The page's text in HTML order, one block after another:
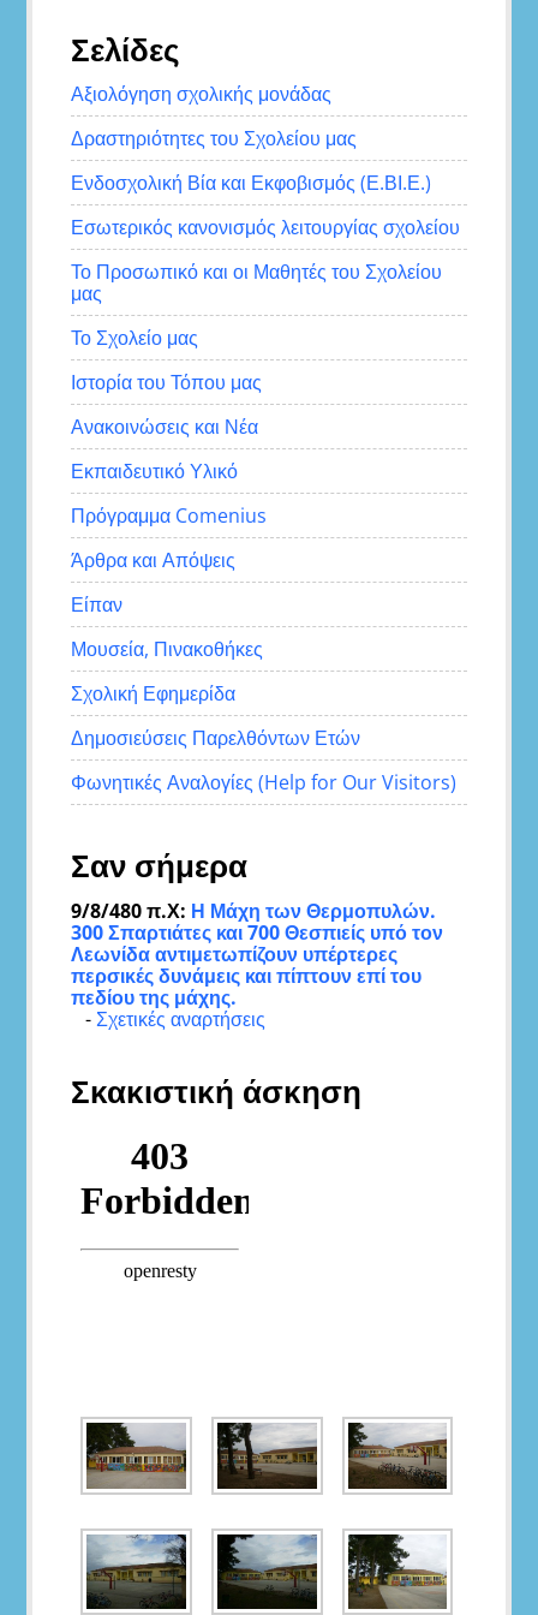
Σελίδες
Αξιολόγηση σχολικής μονάδας
Δραστηριότητες του Σχολείου μας
Ενδοσχολική Βία και Εκφοβισμός (Ε.ΒΙ.Ε.)
Εσωτερικός κανονισμός λειτουργίας σχολείου
Το Προσωπικό και οι Μαθητές του Σχολείου
μας
Το Σχολείο μας
Ιστορία του Τόπου μας
Ανακοινώσεις και Νέα
Εκπαιδευτικό Υλικό
Πρόγραμμα Comenius
Άρθρα και Απόψεις
Είπαν
Μουσεία, Πινακοθήκες
Σχολική Εφημερίδα
Δημοσιεύσεις Παρελθόντων Ετών
Φωνητικές Αναλογίες (Help for Our Visitors)
Σαν σήμερα
9/8/480 π.Χ: Η Μάχη των Θερμοπυλών.
300 Σπαρτιάτες και 700 Θεσπιείς υπό τον
Λεωνίδα αντιμετωπίζουν υπέρτερες
περσικές δυνάμεις και πίπτουν επί του
πεδίου της μάχης.
-Σχετικές αναρτήσεις
Σκακιστική άσκηση